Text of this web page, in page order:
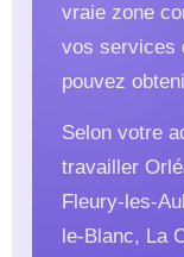
vraie zone
vos services
pouvez
Selon votre
travailler
Fleury-les-
le-Blanc, La